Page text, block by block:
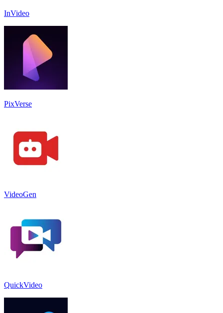
InVideo
PixVerse
VideoGen
QuickVideo